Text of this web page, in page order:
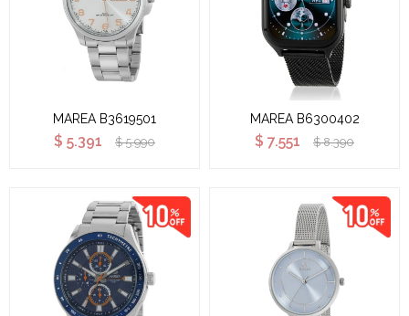
MAREA B3619501
$ 5.391 $ 5.990
MAREA B6300402
$ 7.551 $ 8.390